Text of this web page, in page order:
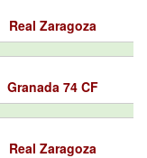
Real Zaragoza
Granada 74 CF
Real Zaragoza